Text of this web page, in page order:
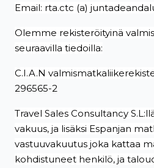
Email: rta.ctc (a)
Olemme rekisteröityinä
seuraavilla tiedoilla:
C.I.A.N
296565-2
Travel Sales Consultancy
vakuus, ja lisäksi Espanjan
vastuuvakuutus joka kattaa
kohdistuneet henkilö, ja